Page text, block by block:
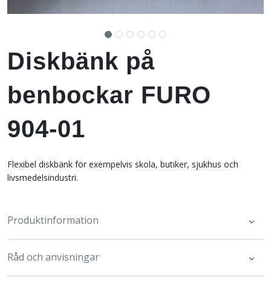
Diskbänk på
benbockar FURO
904-01
Flexibel diskbänk för exempelvis skola, butiker, sjukhus och
livsmedelsindustri.
Produktinformation
Råd och anvisningar